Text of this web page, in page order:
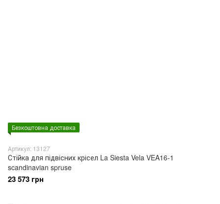
Безкоштовна доставка
Артикул: 13127
Стійка для підвісних крісел La Siesta Vela VEA16-1
scandinavian spruse
23 573 грн